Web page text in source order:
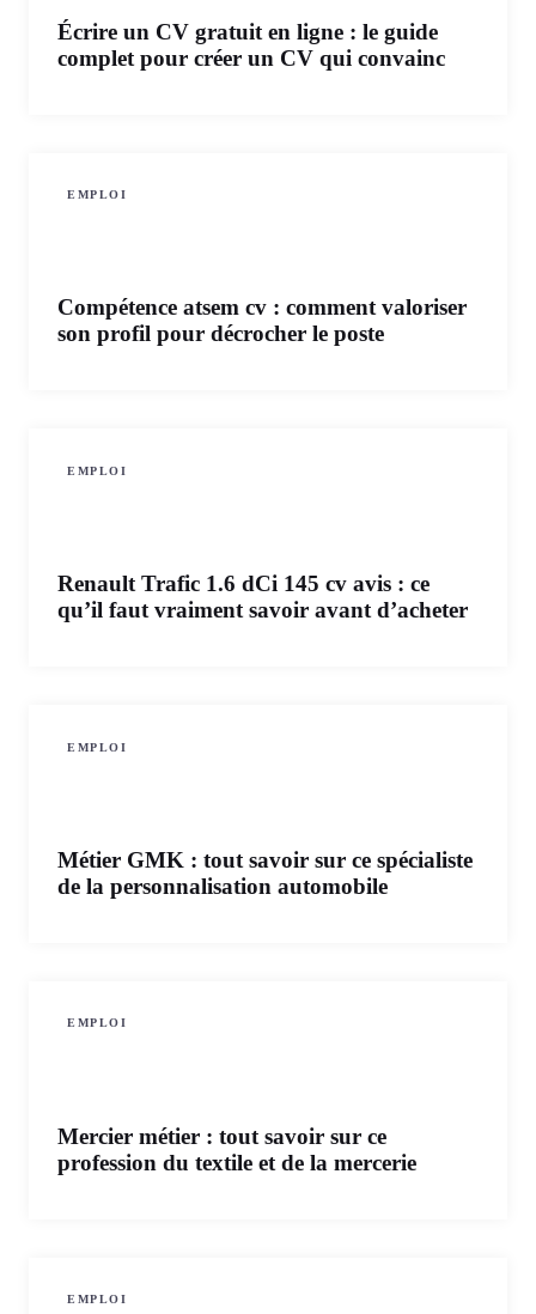
Écrire un CV gratuit en ligne : le guide
complet pour créer un CV qui convainc
EMPLOI
Compétence atsem cv : comment valoriser
son profil pour décrocher le poste
EMPLOI
Renault Trafic 1.6 dCi 145 cv avis : ce
qu’il faut vraiment savoir avant d’acheter
EMPLOI
Métier GMK : tout savoir sur ce spécialiste
de la personnalisation automobile
EMPLOI
Mercier métier : tout savoir sur ce
profession du textile et de la mercerie
EMPLOI